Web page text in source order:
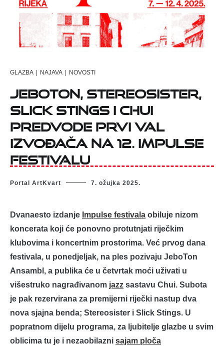
GLAZBA | NAJAVA | NOVOSTI
JeboTon, Stereosister,
Slick Stings i Chui
predvode prvi val
izvođača na 12. Impulse
Festivalu
Portal ArtKvart 7. ožujka 2025.
Dvanaesto izdanje Impulse festivala obiluje nizom
koncerata koji će ponovno protutnjati riječkim
klubovima i koncertnim prostorima. Već prvog dana
festivala, u ponedjeljak, na ples pozivaju JeboTon
Ansambl, a publika će u četvrtak moći uživati u
višestruko nagrađivanom jazz sastavu Chui. Subota
je pak rezervirana za premijerni riječki nastup dva
nova sjajna benda; Stereosister i Slick Stings. U
popratnom dijelu programa, za ljubitelje glazbe u svim
oblicima tu je i nezaobilazni sajam ploča